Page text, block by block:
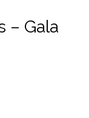
– Gala